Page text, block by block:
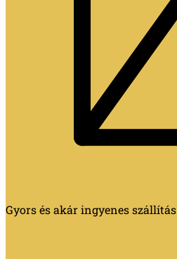
Gyors és akár ingyenes szállítás